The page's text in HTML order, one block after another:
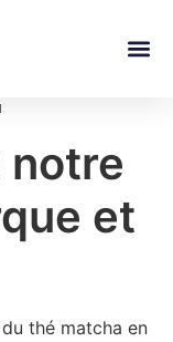
notre
et
thé matcha en